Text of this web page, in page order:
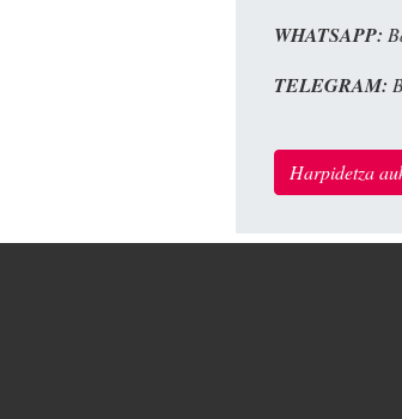
WHATSAPP:
TELEGRAM:
Harpidetza